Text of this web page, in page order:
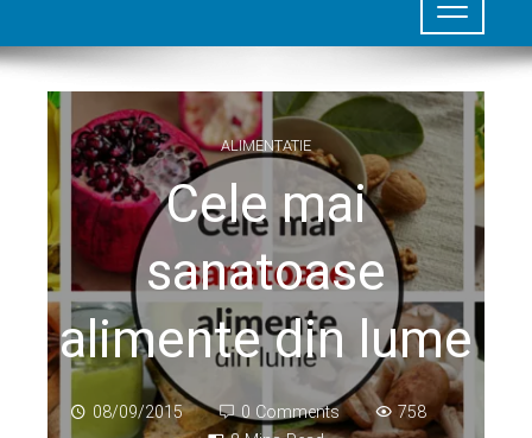
ALIMENTATIE
Cele mai
sanatoase
alimente din lume
08/09/2015 0 Comments
758